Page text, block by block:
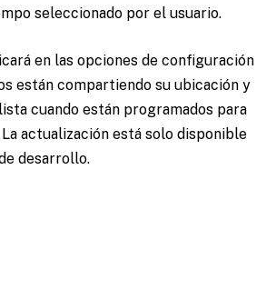
seleccionado por el usuario.
en las opciones de configuración
están compartiendo su ubicación y
cuando están programados para
actualización está solo disponible
desarrollo.